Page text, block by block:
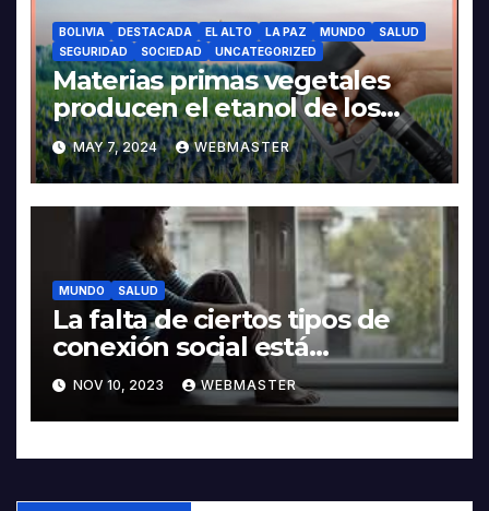
BOLIVIA DESTACADA EL ALTO LA PAZ MUNDO
SALUD
SEGURIDAD
SOCIEDAD UNCATEGORIZED
Materias primas vegetales
producen el etanol de los
autos Flex
MAY 7, 2024 WEBMASTER
MUNDO SALUD
La falta de ciertos tipos de
conexión social está
relacionada con un mayor
riesgo de morir
prematuramente, encuentra
un estudio
NOV 10, 2023 WEBMASTER